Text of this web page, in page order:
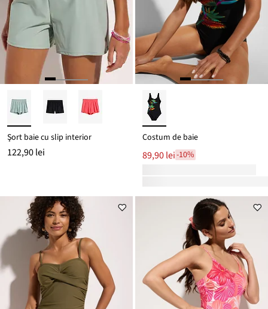
Şort baie cu slip interior
122,90 lei
Costum de baie
89,90 lei-10%